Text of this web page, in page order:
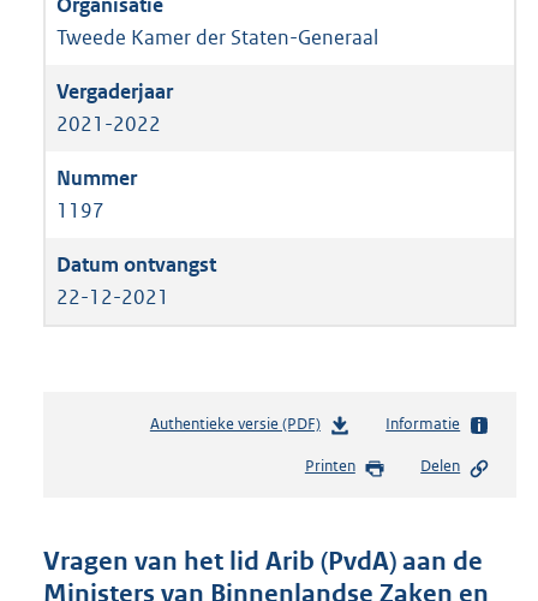
Tweede Kamer der Staten-Generaal
2021-2022
1197
22-12-2021
Authentieke versie (PDF)b
s
n
d
Informatie
Printen Delen
Vragen van het lid Arib (PvdA) aan de
Ministers van Binnenlandse Zaken en